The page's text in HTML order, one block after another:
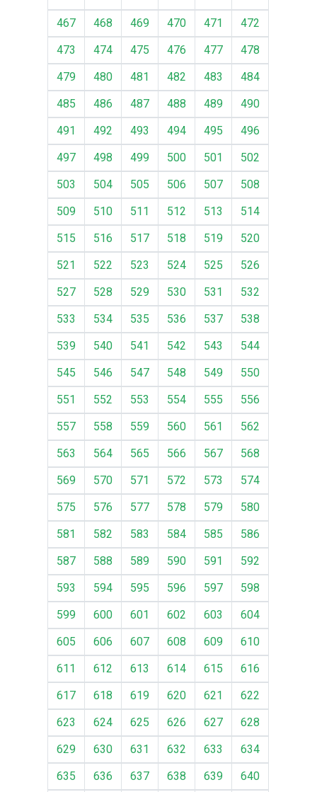
467
468 469 470 471
472
473
474 475 476 477
478
479
480 481 482 483
484
485
486 487 488 489
490
491
492 493 494 495
496
497
498 499 500 501
502
503
504 505 506 507
508
509
510 511 512 513
514
515
516 517 518 519
520
521
522 523 524 525
526
527
528 529 530 531
532
533
534 535 536 537
538
539
540 541 542 543
544
545
546 547 548 549
550
551
552 553 554 555
556
557
558 559 560 561
562
563
564 565 566 567
568
569
570 571 572 573
574
575
576 577 578 579
580
581
582 583 584 585
586
587
588 589 590 591
592
593
594 595 596 597
598
599
600 601 602 603
604
605
606 607 608 609
610
611
612 613 614 615
616
617
618 619 620 621
622
623
624 625 626 627
628
629
630 631 632 633
634
635
636 637 638 639
640